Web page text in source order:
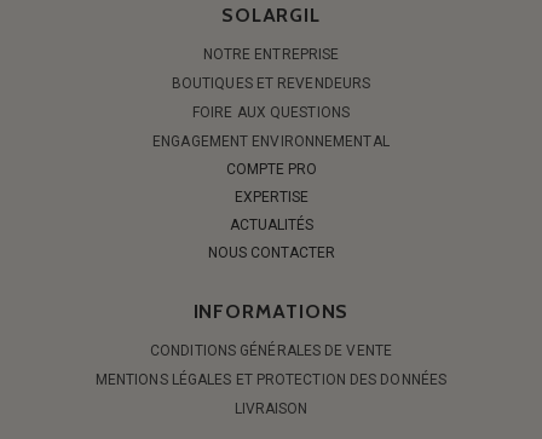
SOLARGIL
NOTRE ENTREPRISE
BOUTIQUES ET REVENDEURS
FOIRE AUX QUESTIONS
ENGAGEMENT ENVIRONNEMENTAL
COMPTE PRO
EXPERTISE
ACTUALITÉS
NOUS CONTACTER
INFORMATIONS
CONDITIONS GÉNÉRALES DE VENTE
MENTIONS LÉGALES ET PROTECTION DES DONNÉES
LIVRAISON